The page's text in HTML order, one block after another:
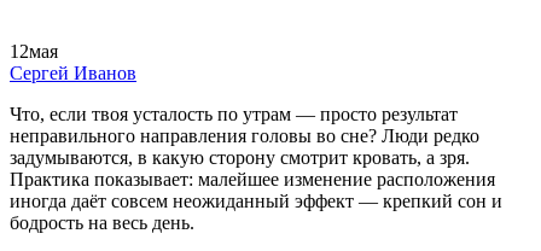
12мая
Сергей Иванов
Что, если твоя усталость по утрам — просто результат
неправильного направления головы во сне? Люди редко
задумываются, в какую сторону смотрит кровать, а зря.
Практика показывает: малейшее изменение расположения
иногда даёт совсем неожиданный эффект — крепкий сон и
бодрость на весь день.